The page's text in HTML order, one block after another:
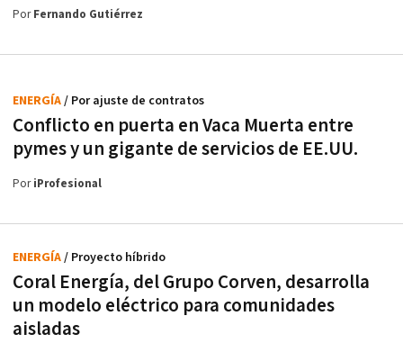
PorFernando Gutiérrez
Conflicto en puerta en Vaca Muerta entre
pymes y un gigante de servicios de EE.UU.
ENERGÍA/ Por ajuste de contratos
PoriProfesional
Coral Energía, del Grupo Corven, desarrolla
un modelo eléctrico para comunidades
aisladas
ENERGÍA/ Proyecto híbrido